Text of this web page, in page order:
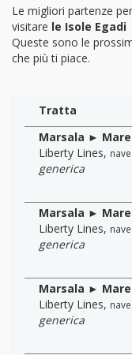
Le migliori partenze
visitare le Isole Egadi
Queste sono le
che più ti piace.
Tratta
Marsala ►
Liberty Lines, nave
generica
Marsala ►
Liberty Lines, nave
generica
Marsala ►
Liberty Lines, nave
generica